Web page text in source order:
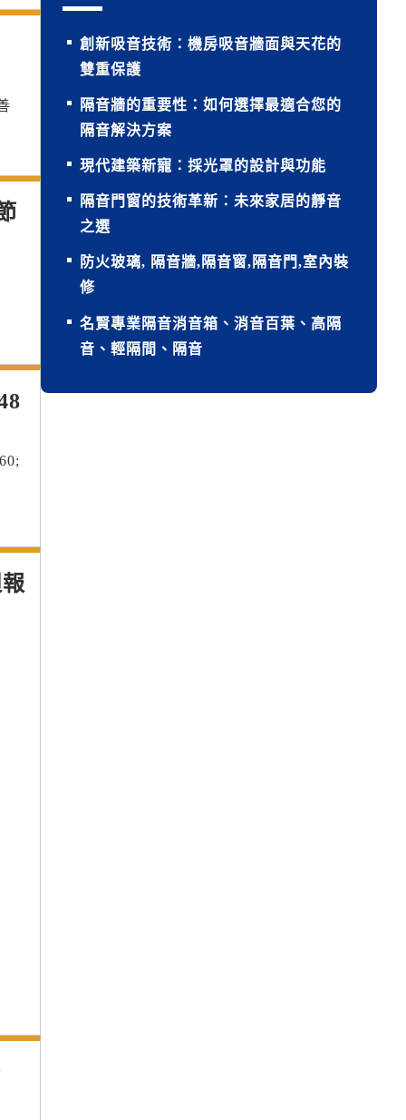
創新吸音技術：機房吸音牆面與天花的
雙重保護
隔音牆的重要性：如何選擇最適合您的
隔音解決方案
現代建築新寵：採光罩的設計與功能
隔音門窗的技術革新：未來家居的靜音
之選
防火玻璃, 隔音牆,隔音窗,隔音門,室內裝
修
名賢專業隔音消音箱、消音百葉、高隔
音、輕隔間、隔音